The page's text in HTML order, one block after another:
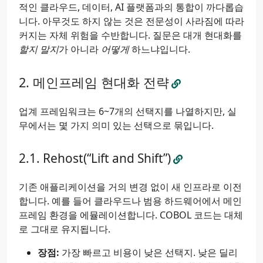
적인 클라우드, 데이터, AI 플랫폼과의 통합이 까다롭습
니다. 아무것도 하지 않는 것은 전문성이 사라짐에 따라
커지는 자체 위험을 수반합니다. 질문은 대개 현대화를
할지 말지가 아니라 어떻게하느냐입니다.
메인프레임 현대화 전략
업계 프레임워크는 6~7개의 선택지를 나열하지만, 실
무에서는 몇 가지 의미 있는 선택으로 묶입니다.
Rehost(“Lift and Shift”)
기존 애플리케이션을 거의 변경 없이 새 인프라로 이전
합니다. 예를 들어 클라우드나 범용 하드웨어에서 메인
프레임 환경을 에뮬레이션합니다. COBOL 코드는 대체
로 그대로 유지됩니다.
장점: 가장 빠르고 비용이 낮은 선택지. 낮은 딜리